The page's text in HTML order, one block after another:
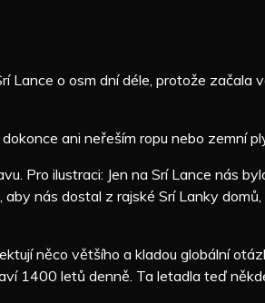
Lance o osm dní déle, protože
ani neřeším ropu nebo zemní
Pro ilustraci: Jen na Srí Lance
nás dostal z rajské Srí Lanky
něco většího a kladou globální
1400 letů denně. Ta letadla teď